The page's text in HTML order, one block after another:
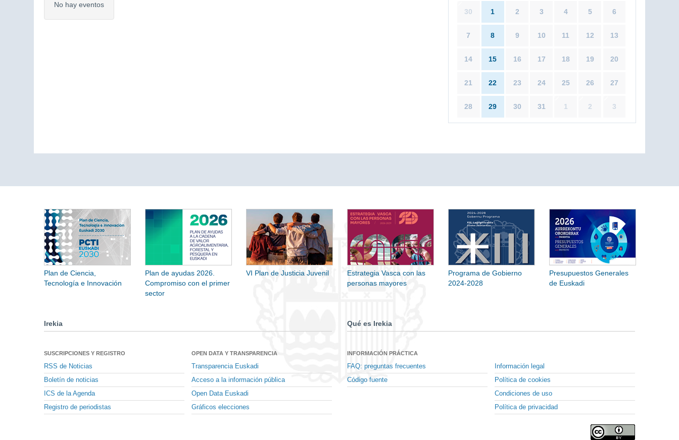
No hay eventos
30 1 2 3 4 5 6
7 8 9 10 11 12 13
14 15 16 17 18 19 20
21 22 23 24 25 26 27
28 29 30 31 1 2 3
Plan de Ciencia,
Tecnología e Innovación
Plan de ayudas 2026.
Compromiso con el primer
sector
VI Plan de Justicia Juvenil
Estrategia Vasca con las
personas mayores
Programa de Gobierno
2024-2028
Presupuestos Generales
de Euskadi
Irekia
SUSCRIPCIONES Y REGISTRO
RSS de Noticias
Boletín de noticias
ICS de la Agenda
Registro de periodistas
OPEN DATA Y TRANSPARENCIA
Transparencia Euskadi
Acceso a la información pública
Open Data Euskadi
Gráficos elecciones
Qué es Irekia
INFORMACIÓN PRÁCTICA
FAQ: preguntas frecuentes
Código fuente
Información legal
Política de cookies
Condiciones de uso
Política de privacidad